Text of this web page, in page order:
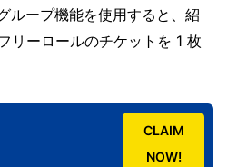
ループ機能を使用すると、紹
リーロールのチケットを 1 枚
CLAIM
NOW!